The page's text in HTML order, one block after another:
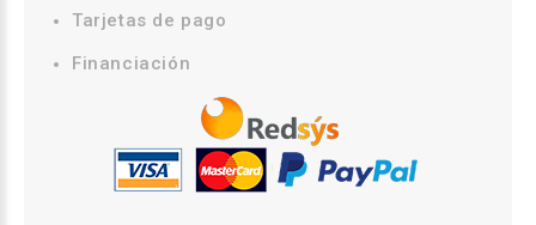
Tarjetas de pago
Financiación